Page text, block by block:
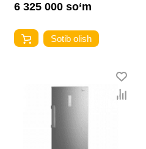
6 325 000 so‘m
Sotib olish